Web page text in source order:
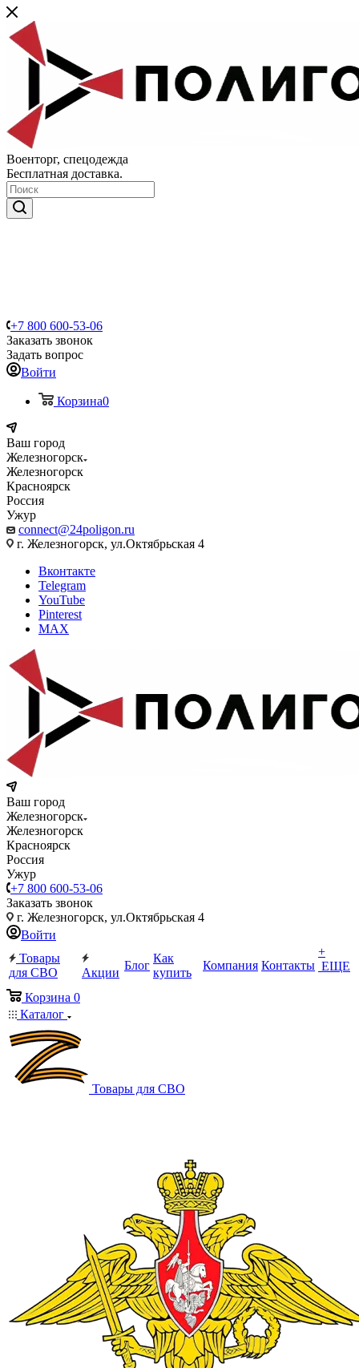
Военторг, спецодежда
Бесплатная доставка.
+7 800 600-53-06
Заказать звонок
Задать вопрос
Войти
Корзина0
Ваш город
Железногорск
Железногорск
Красноярск
Россия
Ужур
connect@24poligon.ru
г. Железногорск, ул.Октябрьская 4
Вконтакте
Telegram
YouTube
Pinterest
MAX
Ваш город
Железногорск
Железногорск
Красноярск
Россия
Ужур
+7 800 600-53-06
Заказать звонок
г. Железногорск, ул.Октябрьская 4
Войти
Товары
для СВО
Акции
Блог
Как
купить
Компания Контакты
+
ЕЩЕ
Корзина 0
Каталог
Товары для СВО